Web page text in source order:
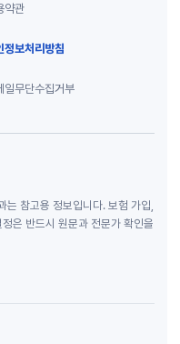
약관
정보처리방침
일무단수집거부
는 참고용 정보입니다. 보험 가입,
은 반드시 원문과 전문가 확인을